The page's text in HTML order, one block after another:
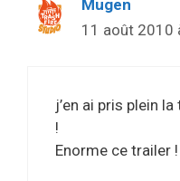
Mugen
11 août 2010
j’en ai pris plein
!
Enorme ce trailer !